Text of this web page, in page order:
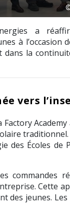
a
à l’occasion
dans la
vers
des Écoles
commandes
Cette
des jeunes.